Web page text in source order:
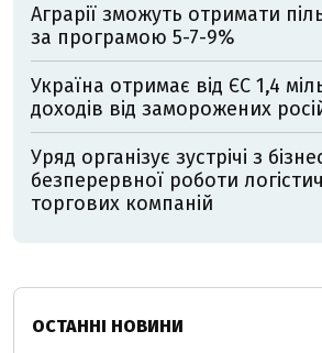
Аграрії зможуть отримати
за програмою 5-7-9%
Україна отримає від ЄС 1,4
доходів від заморожених
Уряд організує зустрічі з
безперервної роботи
торгових компаній
ОСТАННІ НОВИНИ